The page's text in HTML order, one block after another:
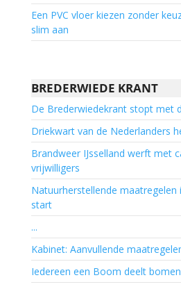
Een PVC vloer kiezen zonder
slim aan
BREDERWIEDE KRANT
De Brederwiedekrant stopt met
Driekwart van de Nederlanders
Brandweer IJsselland werft met
vrijwilligers
Natuurherstellende maatregelen
start
...
Kabinet: Aanvullende
Iedereen een Boom deelt